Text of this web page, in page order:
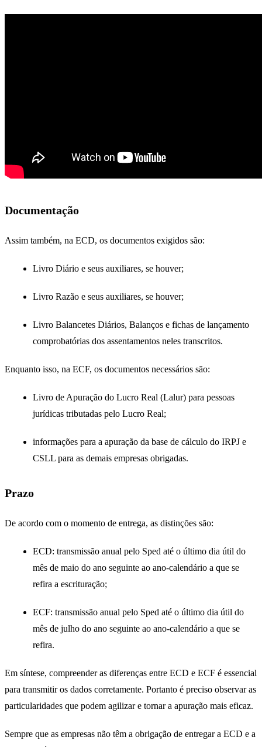
Documentação
Assim também, na ECD, os documentos exigidos são:
Livro Diário e seus auxiliares, se houver;
Livro Razão e seus auxiliares, se houver;
Livro Balancetes Diários, Balanços e fichas de lançamento
comprobatórias dos assentamentos neles transcritos.
Enquanto isso, na ECF, os documentos necessários são:
Livro de Apuração do Lucro Real (Lalur) para pessoas
jurídicas tributadas pelo Lucro Real;
informações para a apuração da base de cálculo do IRPJ e
CSLL para as demais empresas obrigadas.
Prazo
De acordo com o momento de entrega, as distinções são:
ECD: transmissão anual pelo Sped até o último dia útil do
mês de maio do ano seguinte ao ano-calendário a que se
refira a escrituração;
ECF: transmissão anual pelo Sped até o último dia útil do
mês de julho do ano seguinte ao ano-calendário a que se
refira.
Em síntese, compreender as diferenças entre ECD e ECF é essencial
para transmitir os dados corretamente. Portanto é preciso observar as
particularidades que podem agilizar e tornar a apuração mais eficaz.
Sempre que as empresas não têm a obrigação de entregar a ECD e a